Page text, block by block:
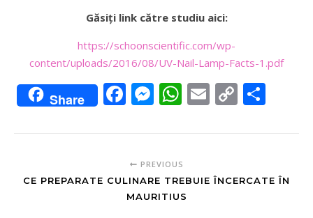
Găsiți link către studiu aici:
https://schoonscientific.com/wp-
content/uploads/2016/08/UV-Nail-Lamp-Facts-1.pdf
Share Facebook
Messenger
WhatsApp
Email
Copy
PREVIOUS
CE PREPARATE CULINARE TREBUIE ÎNCERCATE ÎN
MAURITIUS